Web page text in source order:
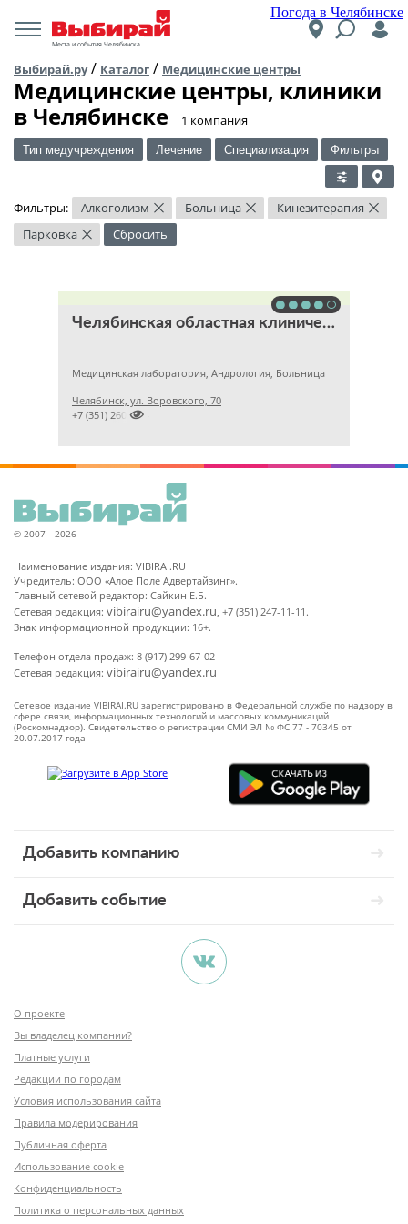
Погода в Челябинске
Места и события Челябинска
Выбирай.ру/ Каталог / Медицинские центры
Медицинские центры, клиники
в Челябинске
​1 компания
Тип медучреждения Лечение Специализация Фильтры
Фильтры: Алкоголизм × Больница × Кинезитерапия ×
Парковка × Сбросить
Челябинская областная клиническая больница
Медицинская лаборатория, Андрология, Больница
Челябинск, ул. Воровского, 70

+7 (351) 2609824
© 2007—2026
Наименование издания: VIBIRAI.RU
Учредитель: ООО «Алое Поле Адвертайзинг».
Главный сетевой редактор: Сайкин Е.Б.
Сетевая редакция: vibirairu@yandex.ru, +7 (351) 247-11-11.
Знак информационной продукции: 16+.
Телефон отдела продаж: 8 (917) 299-67-02
Сетевая редакция: vibirairu@yandex.ru
Сетевое издание VIBIRAI.RU зарегистрировано в Федеральной службе по надзору в
сфере связи, информационных технологий и массовых коммуникаций
(Роскомнадзор). Свидетельство о регистрации СМИ ЭЛ № ФС 77 - 70345 от
20.07.2017 года
Добавить компанию
Добавить событие
О проекте
Вы владелец компании?
Платные услуги
Редакции по городам
Условия использования сайта
Правила модерирования
Публичная оферта
Использование cookie
Конфиденциальность
Политика о персональных данных